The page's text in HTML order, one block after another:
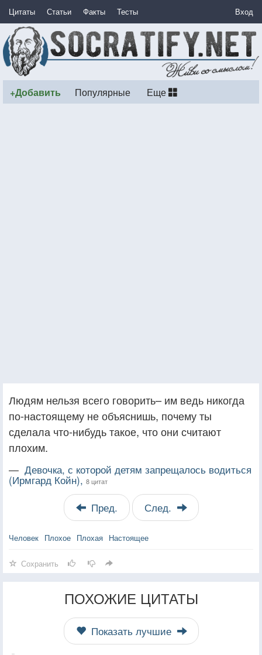
Цитаты Статьи Факты Тесты Вход
+Добавить Популярные Еще
Людям нельзя всего говорить– им ведь никогда
по-настоящему не объяснишь, почему ты
сделала что-нибудь такое, что они считают
плохим.
— Девочка, с которой детям запрещалось водиться
(Ирмгард Койн), 8 цитат
Пред. След.
Человек Плохое Плохая Настоящее
Сохранить
ПОХОЖИЕ ЦИТАТЫ
Показать лучшие